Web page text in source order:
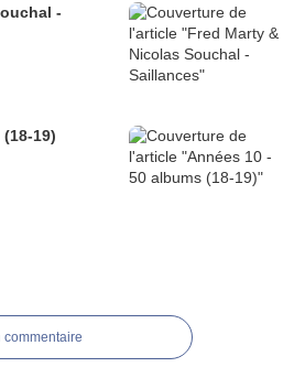
-
19)
commentaire